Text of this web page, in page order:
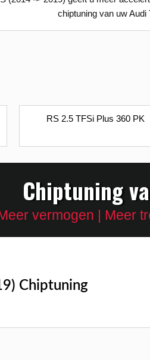
chiptuning van uw Audi
RS 2.5 TFSi Plus 360 PK
Chiptuning
vermogen | Meer
Chiptuning